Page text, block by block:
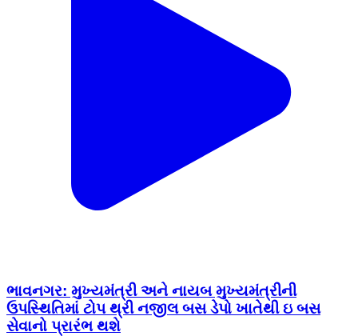
ભાવનગર: મુખ્યમંત્રી અને નાયબ મુખ્યમંત્રીની
ઉપસ્થિતિમાં ટોપ થ્રી નજીલ બસ ડેપો ખાતેથી ઇ બસ
સેવાનો પ્રારંભ થશે